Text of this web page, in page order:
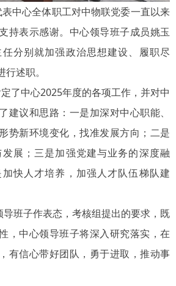
中心全体职工对中物联党委一直以来
持表示感谢。中心领导班子成员姚玉
分别就加强政治思想建设、履职尽
述职。
了中心2025年度的各项工作，并对中
建议和思路：一是加深对中心职能、
势新环境变化，找准发展方向；二是
展；三是加强党建与业务的深度融
快人才培养，加强人才队伍梯队建
班子作表态，考核组提出的要求，既
，中心领导班子将深入研究落实，在
有信心带好团队，勇于进取，推动事